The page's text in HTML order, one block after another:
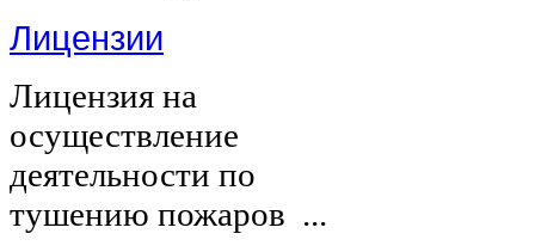
Лицензии
Лицензия на
осуществление
деятельности по
тушению пожаров ...